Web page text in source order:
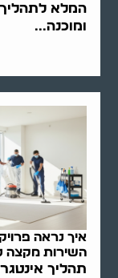
המלא לתהליך
ומוכנה...
איך נראה
השירות מקצה
תהליך